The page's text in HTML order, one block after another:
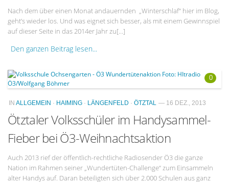
Nach dem über einen Monat andauernden „Winterschlaf“ hier im Blog,
geht’s wieder los. Und was eignet sich besser, als mit einem Gewinnspiel
auf dieser Seite in das 2014er Jahr zu[…]
Den ganzen Beitrag lesen...
0
IN ALLGEMEIN · HAIMING · LÄNGENFELD · ÖTZTAL — 16 DEZ., 2013
Ötztaler Volksschüler im Handysammel-
Fieber bei Ö3-Weihnachtsaktion
Auch 2013 rief der öffentlich-rechtliche Radiosender Ö3 die ganze
Nation im Rahmen seiner „Wundertüten-Challenge“ zum Einsammeln
alter Handys auf. Daran beteiligten sich über 2.000 Schulen aus ganz